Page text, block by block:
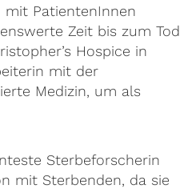
mit PatientenInnen
Zeit bis zum Tod
Hospice in
mit der
Medizin, um als
Sterbeforscherin
mit Sterbenden, da sie